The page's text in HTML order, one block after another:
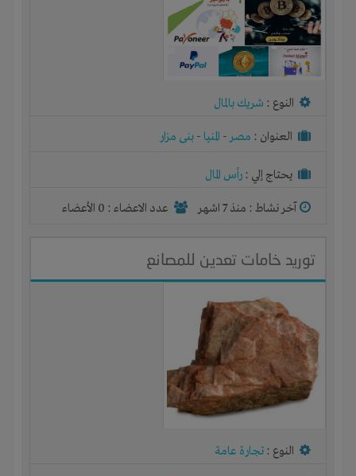
النوع : شريك بالمال
العنوان : مصر- المنيا - بنى مزار
يحتاج إلي : رأس المال
آخر نشاط : منذ 7 اشهر عدد الاعضاء : 0 الأعضاء
توريد خامات تعدين للمصانع
النوع : تجارة عامة